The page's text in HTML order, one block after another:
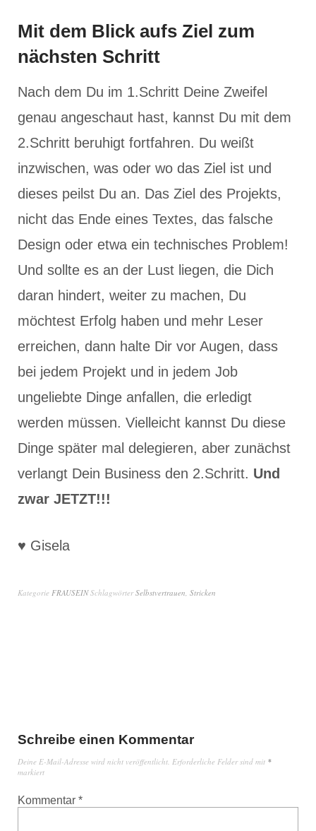
Mit dem Blick aufs Ziel zum
nächsten Schritt
Nach dem Du im 1.Schritt Deine Zweifel
genau angeschaut hast, kannst Du mit dem
2.Schritt beruhigt fortfahren. Du weißt
inzwischen, was oder wo das Ziel ist und
dieses peilst Du an. Das Ziel des Projekts,
nicht das Ende eines Textes, das falsche
Design oder etwa ein technisches Problem!
Und sollte es an der Lust liegen, die Dich
daran hindert, weiter zu machen, Du
möchtest Erfolg haben und mehr Leser
erreichen, dann halte Dir vor Augen, dass
bei jedem Projekt und in jedem Job
ungeliebte Dinge anfallen, die erledigt
werden müssen. Vielleicht kannst Du diese
Dinge später mal delegieren, aber zunächst
verlangt Dein Business den 2.Schritt. Und
zwar JETZT!!!
♥ Gisela
Kategorie FRAUSEIN SchlagwörterSelbstvertrauen, Stricken
Schreibe einen Kommentar
Deine E-Mail-Adresse wird nicht veröffentlicht. Erforderliche Felder sind mit *
markiert
Kommentar *